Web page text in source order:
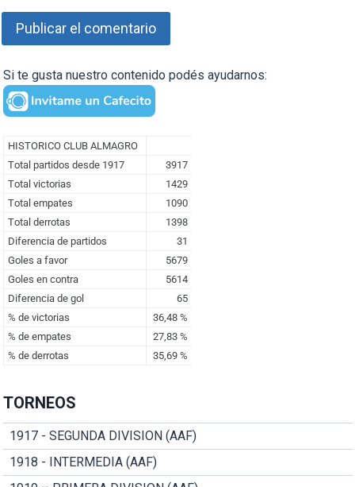
Si te gusta nuestro contenido podés ayudarnos:
TORNEOS
1917 - SEGUNDA DIVISION (AAF)
1918 - INTERMEDIA (AAF)